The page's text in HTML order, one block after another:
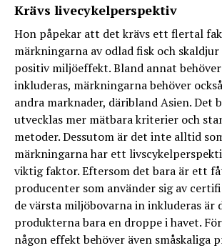
Krävs livecykelperspektiv
Hon påpekar att det krävs ett flertal
märkningarna av odlad fisk och skaldjur
positiv miljöeffekt. Bland annat
inkluderas, märkningarna behöver
andra marknader, däribland Asien. Det
utvecklas mer mätbara kriterier och
metoder. Dessutom är det inte alltid
märkningarna har ett
viktig faktor. Eftersom det bara är ett
producenter som använder sig av
de värsta miljöbovarna in inkluderas är
produkterna bara en droppe i havet.
någon effekt behöver även småskaliga